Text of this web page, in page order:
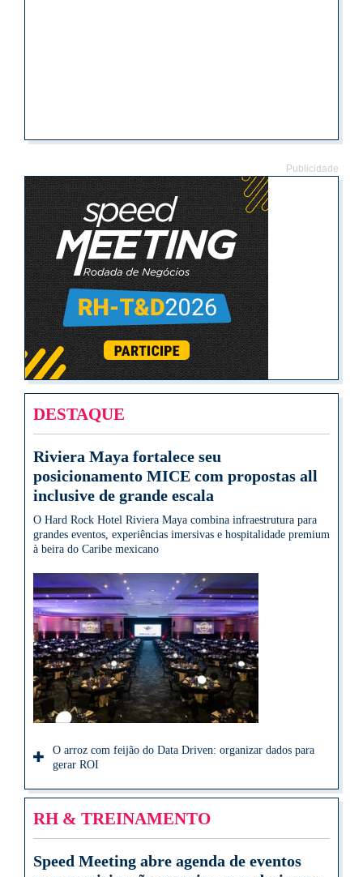
Publicidade
DESTAQUE
Riviera Maya fortalece seu
posicionamento MICE com propostas all
inclusive de grande escala
O Hard Rock Hotel Riviera Maya combina infraestrutura para
grandes eventos, experiências imersivas e hospitalidade premium
à beira do Caribe mexicano
O arroz com feijão do Data Driven: organizar dados para
gerar ROI
RH & TREINAMENTO
Speed Meeting abre agenda de eventos